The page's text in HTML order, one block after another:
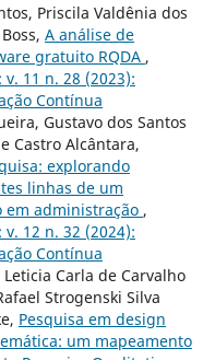
Priscila Valdênia dos
A análise de
gratuito RQDA ,
11 n. 28 (2023):
Contínua
Gustavo dos Santos
Castro Alcântara,
explorando
linhas de um
em administração ,
12 n. 32 (2024):
Contínua
Carla de Carvalho
Strogenski Silva
Pesquisa em design
um mapeamento